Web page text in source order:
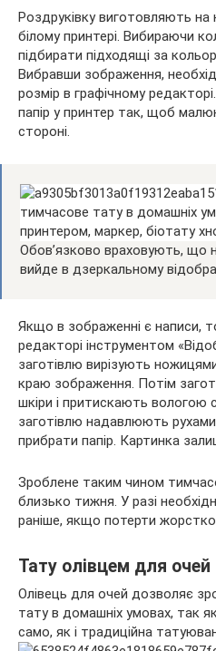
Роздруківку виготовляють
білому принтері. Вибираючи
підбирати підходящі за
Вибравши зображення,
розмір в графічному
папір у принтер так, щоб
стороні.
Обов’язково враховують, що
вийде в дзеркальному
Якщо в зображенні є написи,
редакторі інструментом
заготівлю вирізують
краю зображення. Потім
шкіри і притискають
заготівлю надавлюють
прибрати папір. Картинка
Зроблене таким чином
близько тижня. У разі
раніше, якщо потерти
Тату олівцем для очей
Олівець для очей дозволяє
тату в домашніх умовах, так
само, як і традиційна